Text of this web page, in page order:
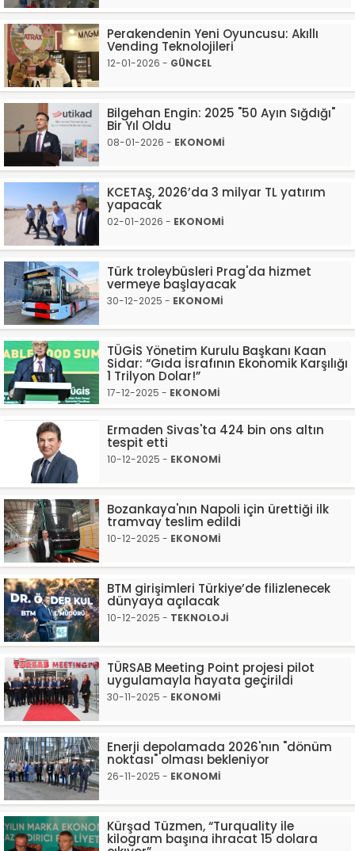
Perakendenin Yeni Oyuncusu: Akıllı
Vending Teknolojileri
12-01-2026 - GÜNCEL
Bilgehan Engin: 2025 "50 Ayın Sığdığı"
Bir Yıl Oldu
08-01-2026 - EKONOMİ
KCETAŞ, 2026’da 3 milyar TL yatırım
yapacak
02-01-2026 - EKONOMİ
Türk troleybüsleri Prag'da hizmet
vermeye başlayacak
30-12-2025 - EKONOMİ
TÜGİS Yönetim Kurulu Başkanı Kaan
Sidar: “Gıda İsrafının Ekonomik Karşılığı
1 Trilyon Dolar!”
17-12-2025 - EKONOMİ
Ermaden Sivas'ta 424 bin ons altın
tespit etti
10-12-2025 - EKONOMİ
Bozankaya'nın Napoli için ürettiği ilk
tramvay teslim edildi
10-12-2025 - EKONOMİ
BTM girişimleri Türkiye’de filizlenecek
dünyaya açılacak
10-12-2025 - TEKNOLOJİ
TÜRSAB Meeting Point projesi pilot
uygulamayla hayata geçirildi
30-11-2025 - EKONOMİ
Enerji depolamada 2026'nın "dönüm
noktası" olması bekleniyor
26-11-2025 - EKONOMİ
Kürşad Tüzmen, “Turquality ile
kilogram başına ihracat 15 dolara